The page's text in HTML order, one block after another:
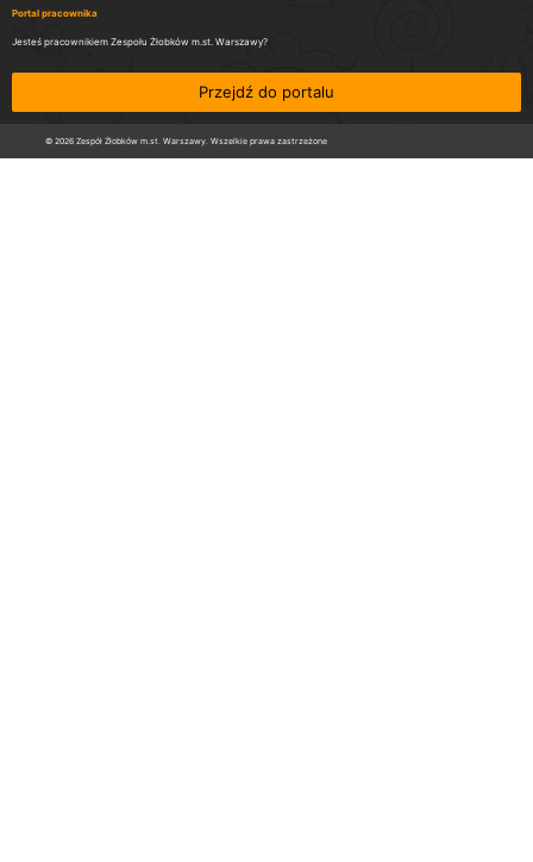
Portal pracownika
Jesteś pracownikiem Zespołu Żłobków m.st. Warszawy?
Przejdź do portalu
© 2026 Zespół Żłobków m.st. Warszawy. Wszelkie prawa zastrzeżone